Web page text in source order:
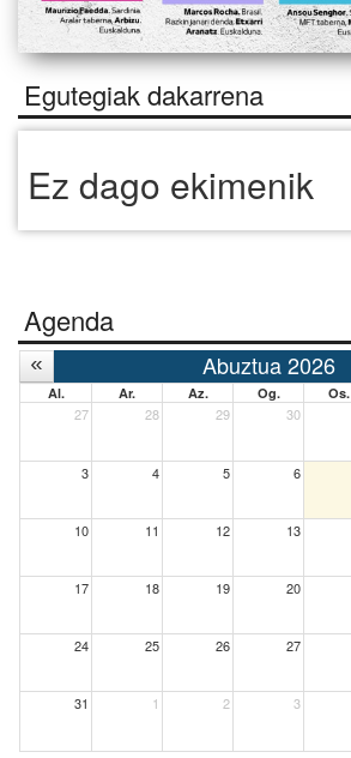
Egutegiak dakarrena
Ez dago ekimenik
Agenda
Abuztua 2026
Al. Ar. Az. Og. Os.
27 28 29 30
3 4 5 6
10 11 12 13
17 18 19 20
24 25 26 27
31 1 2 3